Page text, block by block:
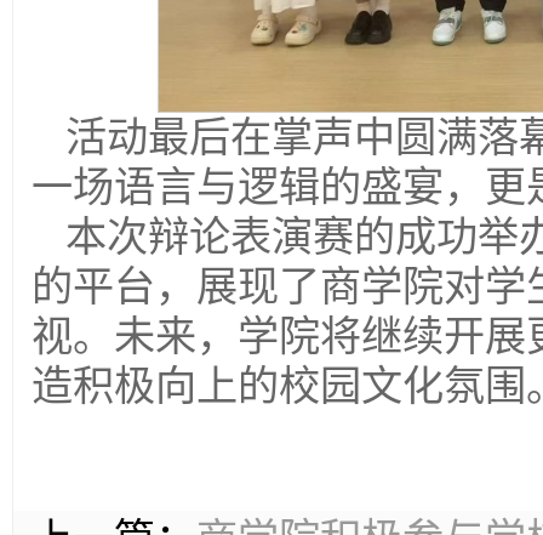
活动最后在掌声中圆满落
一场语言与逻辑的盛宴，
本次辩论表演赛的成功举
的平台，展现了商学院对
视。未来，学院将继续开
造积极向上的校园文化氛围